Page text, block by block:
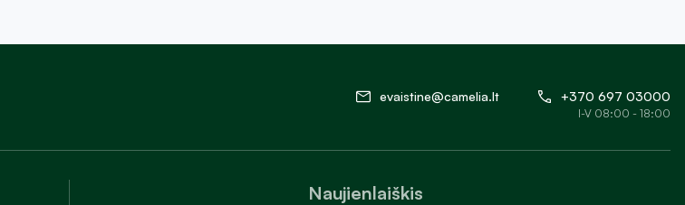
Naujienlaiškis
evaistine@camelia.lt +370 697 03000
I-V 08:00 - 18:00